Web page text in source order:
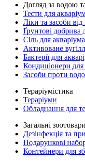
Догляд за водою
Тести для
Ліки та засоби
Ґрунтові добрива
Сіль для акваріума
Активоване
Бактерії для
Кондиціонери для
Засоби проти
Тераріумістика
Тераріуми
Обладнання для
Загальні зоотовари
Дезінфекція та
Подарункові
Контейнери для